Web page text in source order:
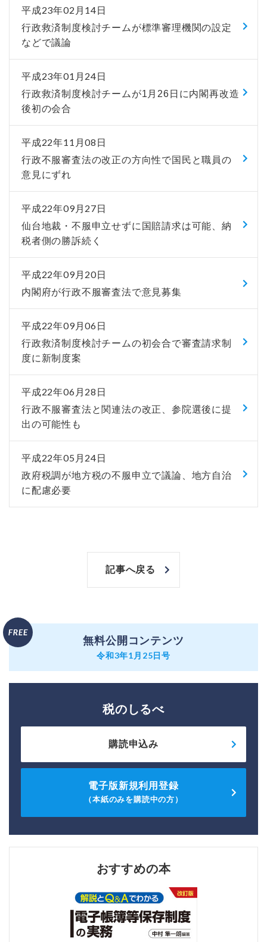
平成23年02月14日
行政救済制度検討チームが標準審理機関の設定
などで議論
平成23年01月24日
行政救済制度検討チームが1月26日に内閣再改造
後初の会合
平成22年11月08日
行政不服審査法の改正の方向性で国民と職員の
意見にずれ
平成22年09月27日
仙台地裁・不服申立せずに国賠請求は可能、納
税者側の勝訴続く
平成22年09月20日
内閣府が行政不服審査法で意見募集
平成22年09月06日
行政救済制度検討チームの初会合で審査請求制
度に新制度案
平成22年06月28日
行政不服審査法と関連法の改正、参院選後に提
出の可能性も
平成22年05月24日
政府税調が地方税の不服申立で議論、地方自治
に配慮必要
記事へ戻る
無料公開コンテンツ
令和3年1月25日号
税のしるべ
購読申込み
電子版新規利用登録
（本紙のみを購読中の方）
おすすめの本